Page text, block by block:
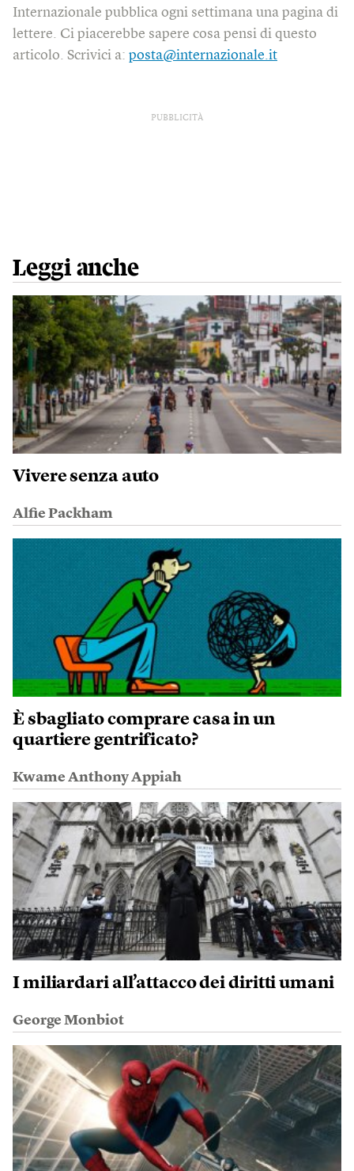
Internazionale pubblica ogni settimana una pagina di
lettere. Ci piacerebbe sapere cosa pensi di questo
articolo. Scrivici a: posta@internazionale.it
PUBBLICITÀ
Leggi anche
Vivere senza auto
Alfie Packham
È sbagliato comprare casa in un
quartiere gentrificato?
Kwame Anthony Appiah
I miliardari all’attacco dei diritti umani
George Monbiot